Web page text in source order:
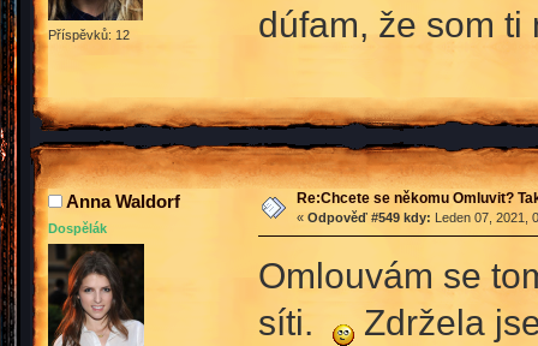
Příspěvků: 12
dúfam, že som ti
Anna Waldorf
Dospělák
Re:Chcete se někomu Omluvit?
« Odpověď #549 kdy: Leden 07, 2021,
Omlouvám se
síti.
Zdržela